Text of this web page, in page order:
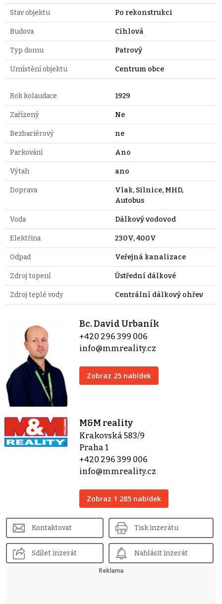
Stav objektu Po rekonstrukci
Budova Cihlová
Typ domu Patrový
Umístění objektu Centrum obce
Rok kolaudace 1929
Zařízený Ne
Bezbariérový ne
Parkování Ano
Výtah ano
Doprava
Vlak, Silnice, MHD,
Autobus
Voda Dálkový vodovod
Elektřina 230V, 400V
Odpad Veřejná kanalizace
Zdroj topení Ústřední dálkové
Zdroj teplé vody Centrální dálkový ohřev
Bc. David Urbaník
+420 296 399 006
info@mmreality.cz
Zobraz 25 nabídek
M&M reality
Krakovská 583/9
Praha 1
+420 296 399 006
info@mmreality.cz
Zobraz 1 285 nabídek
Kontaktovat Tisk inzerátu
Sdílet inzerát Nahlásit inzerát